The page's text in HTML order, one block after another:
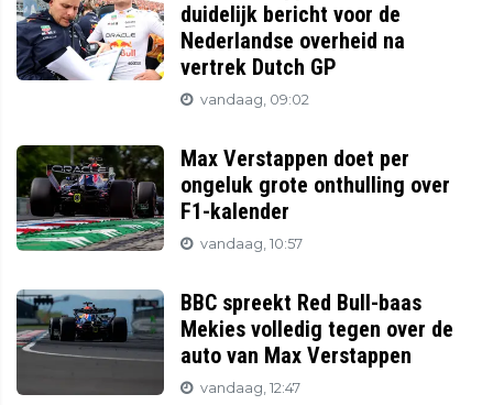
duidelijk bericht voor de
Nederlandse overheid na
vertrek Dutch GP
vandaag, 09:02
Max Verstappen doet per
ongeluk grote onthulling over
F1-kalender
vandaag, 10:57
BBC spreekt Red Bull-baas
Mekies volledig tegen over de
auto van Max Verstappen
vandaag, 12:47